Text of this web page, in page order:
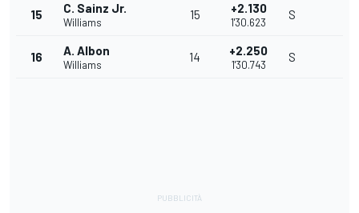
15 C. Sainz Jr.
Williams
15 +2.130
1'30.623
S
16 A. Albon
Williams
14 +2.250
1'30.743
S